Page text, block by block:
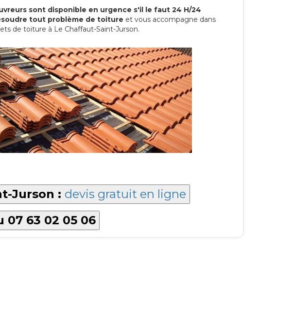
sont disponible en urgence s'il le faut 24 H/24
tout problème de toiture et vous accompagne dans
de toiture à Le Chaffaut-Saint-Jurson.
Jurson : devis gratuit en ligne
63 02 05 06